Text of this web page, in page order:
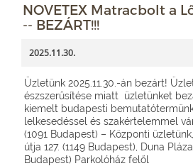
NOVETEX Matracbolt a
-- BEZÁRT!!!
2025.11.30.
Üzletünk 2025.11.30.-án bezárt!
észszerűsítése miatt üzletünket
kiemelt budapesti
lelkesedéssel és szakértelemmel
(1091 Budapest) – Központi
útja 127. (1149 Budapest), Duna
Budapest) Parkolóház felől